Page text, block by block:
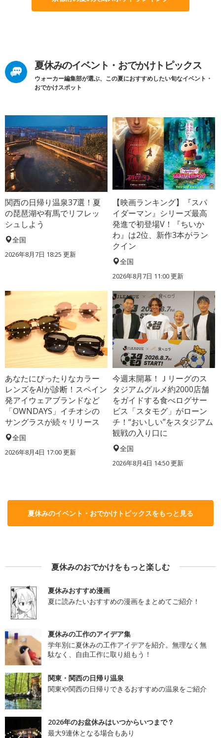
夏休みのイベント・おでかけトピックス
ウォーカー編集部が選ぶ、この夏におすすめしたい旬なイベント・
おでかけスポット
関西の日帰り温泉37選！夏
の琵琶湖や有馬でリフレッ
シュしよう
全国
2026年8月7日 18:25 更新
【映画ランキング】『スパ
イダーマン』シリーズ最高
発進で初登場V！『ちいか
わ』は2位、新作3本がラン
クイン
全国
2026年8月7日 11:00更新
あなたにぴったりなカラー
レンズをAIが診断！スペイン
発アイウェアブランドなど
「OWNDAYS」イチオシの
サングラスが続々リリース
全国
2026年8月4日 17:00更新
今週末開幕！Ｊリーグのス
タジアムグルメ約2000店舗
をガイドする食べログサー
ビス「スタモグ」がローン
チ！“おいしい”をスタジアム
観戦の入り口に
全国
2026年8月4日 14:50更新
夏休みのイベント・おでかけトピックスをもっと見る
夏休みのおでかけをもっと楽しむ
夏休みおすすめ漫画
夏に読みたいおすすめの漫画をまとめてご紹介！
夏休みの工作のアイデア集
学年別に夏休みの工作アイデアを紹介。無理なく無
駄なく、自由工作に取り組もう！
関東・関西の日帰り温泉
関東や関西の日帰りできるおすすめの温泉をご紹介
2026年のお盆休みはいつからいつまで？
最大9連休となる場合もあり